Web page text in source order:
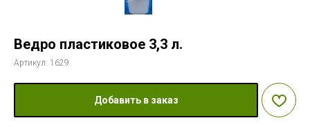
Ведро пластиковое 3,3 л.
Артикул: 1629
Добавить в заказ